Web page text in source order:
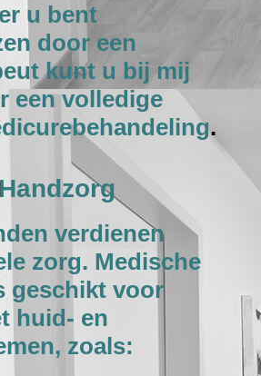
u bent
door een
kunt u bij mij
een volledige
.
verdienen
zorg. Medische
geschikt voor
huid- en
zoals: